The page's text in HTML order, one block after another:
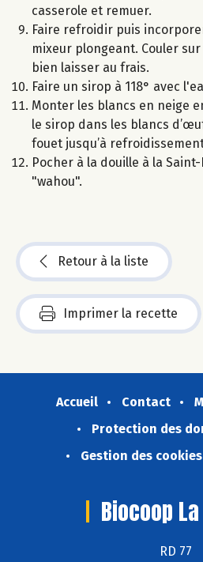
casserole et remuer.
Faire refroidir puis
mixeur plongeant. Couler
bien laisser au frais.
Faire un sirop à 118° avec
Monter les blancs en neige
le sirop dans les blancs
fouet jusqu’à
Pocher à la douille à la
"wahou".
Retour à la liste
Imprimer la recette
Accueil Contact
Protection des
Gestion des cookies
Biocoop
RD 77